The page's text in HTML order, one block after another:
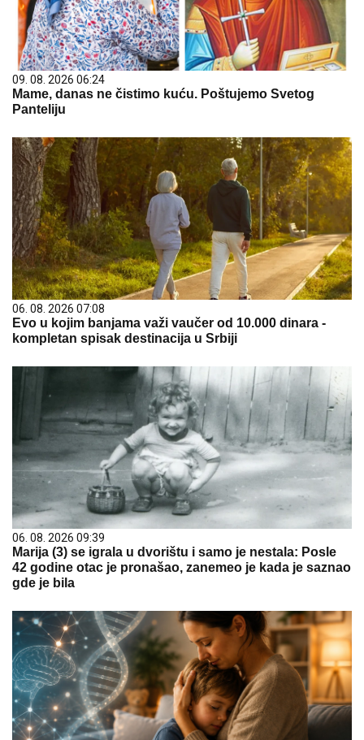
09. 08. 2026 06:24
Mame, danas ne čistimo kuću. Poštujemo Svetog
Panteliju
06. 08. 2026 07:08
Evo u kojim banjama važi vaučer od 10.000 dinara -
kompletan spisak destinacija u Srbiji
06. 08. 2026 09:39
Marija (3) se igrala u dvorištu i samo je nestala: Posle
42 godine otac je pronašao, zanemeo je kada je saznao
gde je bila